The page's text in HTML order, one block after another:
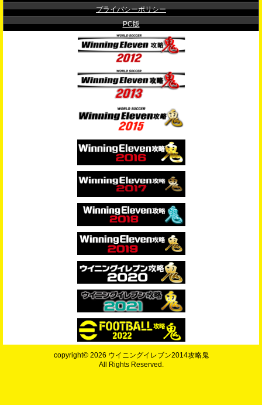
プライバシーポリシー
PC版
copyright© 2026 ウイニングイレブン2014攻略鬼
All Rights Reserved.